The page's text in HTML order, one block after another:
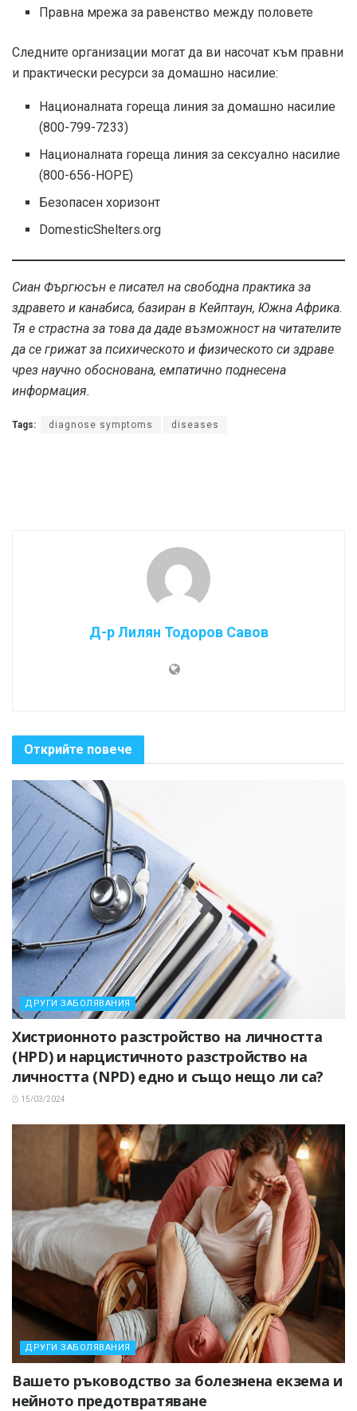
Правна мрежа за равенство между половете
Следните организации могат да ви насочат към правни
и практически ресурси за домашно насилие:
Националната гореща линия за домашно насилие
(800-799-7233)
Националната гореща линия за сексуално насилие
(800-656-HOPE)
Безопасен хоризонт
DomesticShelters.org
Сиан Фъргюсън е писател на свободна практика за
здравето и канабиса, базиран в Кейптаун, Южна Африка.
Тя е страстна за това да даде възможност на читателите
да се грижат за психическото и физическото си здраве
чрез научно обоснована, емпатично поднесена
информация.
Tags: diagnose symptoms diseases
Д-р Лилян Тодоров Савов
Открийте повече
ДРУГИ ЗАБОЛЯВАНИЯ
Хистрионното разстройство на личността
(HPD) и нарцистичното разстройство на
личността (NPD) едно и също нещо ли са?
15/03/2024
ДРУГИ ЗАБОЛЯВАНИЯ
Вашето ръководство за болезнена екзема и
нейното предотвратяване